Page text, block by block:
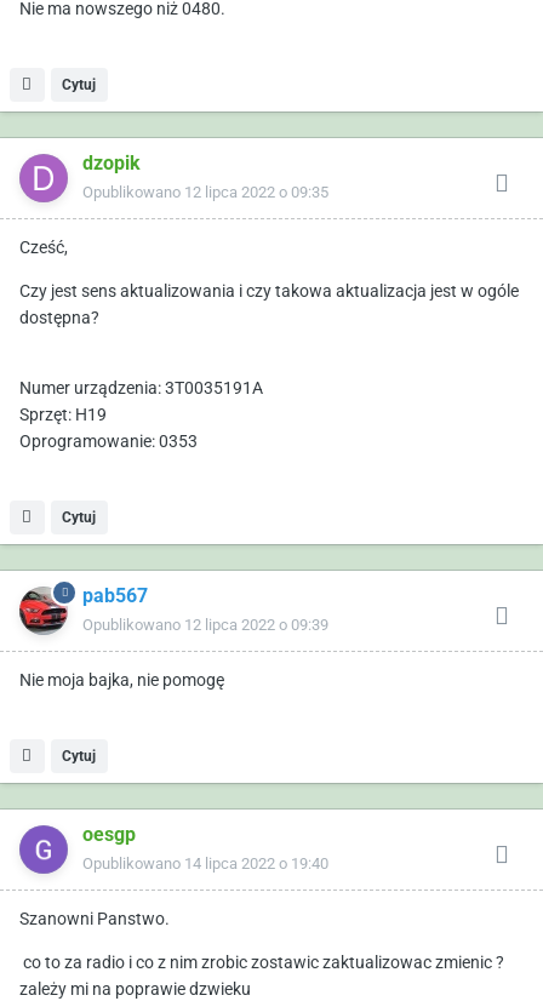
Nie ma nowszego niż 0480.
Cytuj
dzopik
Opublikowano 12 lipca 2022 o 09:35
Cześć,
Czy jest sens aktualizowania i czy takowa aktualizacja jest w ogóle
dostępna?
Numer urządzenia: 3T0035191A
Sprzęt: H19
Oprogramowanie: 0353
Cytuj
pab567
Opublikowano 12 lipca 2022 o 09:39
Nie moja bajka, nie pomogę
Cytuj
oesgp
Opublikowano 14 lipca 2022 o 19:40
Szanowni Panstwo.
co to za radio i co z nim zrobic zostawic zaktualizowac zmienic ?
zależy mi na poprawie dzwieku